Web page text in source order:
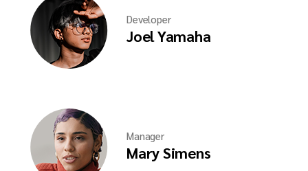
Developer
Joel Yamaha
Manager
Mary Simens